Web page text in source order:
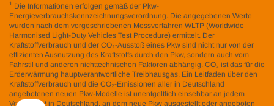
1 Die Informationen erfolgen gemäß der Pkw-
Energieverbrauchskennzeichnungsverordnung. Die angegebenen Werte
wurden nach dem vorgeschriebenen Messverfahren WLTP (Worldwide
Harmonised Light-Duty Vehicles Test Procedure) ermittelt. Der
Kraftstoffverbrauch und der CO₂-Ausstoß eines Pkw sind nicht nur von der
effizienten Ausnutzung des Kraftstoffs durch den Pkw, sondern auch vom
Fahrstil und anderen nichttechnischen Faktoren abhängig. CO₂ ist das für die
Erderwärmung hauptverantwortliche Treibhausgas. Ein Leitfaden über den
Kraftstoffverbrauch und die CO₂-Emissionen aller in Deutschland
angebotenen neuen Pkw-Modelle ist unentgeltlich einsehbar an jedem
Verkaufsort in Deutschland, an dem neue Pkw ausgestellt oder angeboten